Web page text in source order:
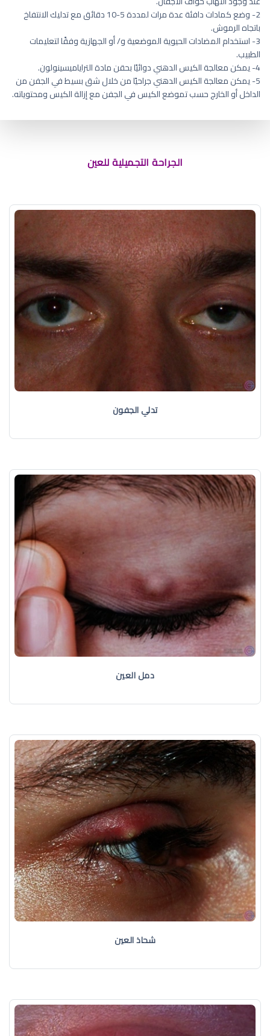
2- وضع كمادات دافئة عدة مرات لمددة 5-10 دقائق مع تدليك الانتفاخ
باتجاه الرموش.
3- استخدام المضادات الحيوية الموضعية و/ أو الجهازية وفقًا لتعليمات
الطبيب.
4- يمكن معالجة الكيس الدهني دوائيًا بحقن مادة التراياميسينولون.
5- يمكن معالجة الكيس الدهني جراحيًا من خلال شق بسيط في الجفن من
الداخل أو الخارج حسب تموضع الكيس في الجفن مع إزالة الكيس ومحتوياته.
تقنية رفع شعر الحواجب
الجراحة التجميلية للعين
تدلي الجفون
دمل العين
شحاذ العين